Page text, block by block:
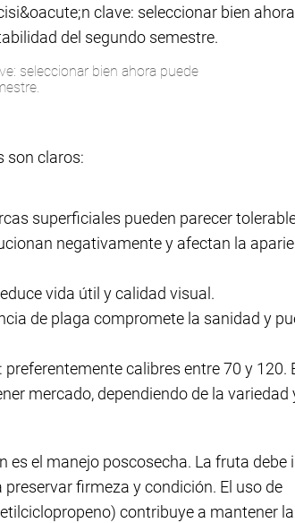
seleccionar bien ahora puede
son claros:
superficiales pueden parecer
negativamente y afectan la
vida útil y calidad visual.
de plaga compromete la sanidad y
: preferentemente calibres entre 70 y 120.
mercado, dependiendo de la variedad
es el manejo poscosecha. La fruta debe
firmeza y condición. El uso de
contribuye a mantener la